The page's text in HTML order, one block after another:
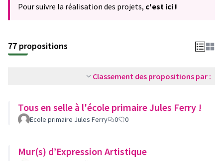
Pour suivre la réalisation des projets, c'est ici !
77 propositions
Classement des propositions par :
Tous en selle à l'école primaire Jules Ferry !
Ecole primaire Jules Ferry 0 0
Mur(s) d’Expression Artistique